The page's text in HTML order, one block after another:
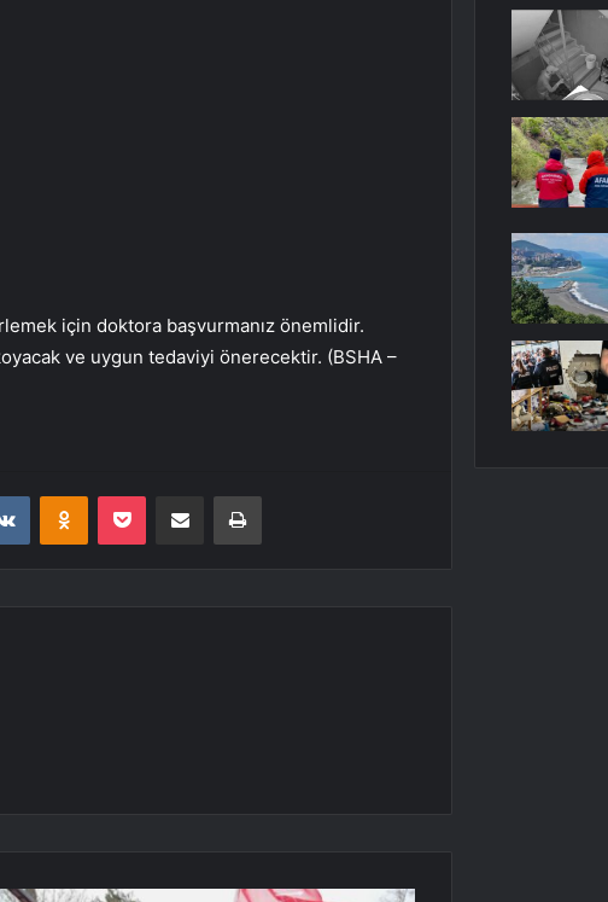
için doktora başvurmanız önemlidir.
ve uygun tedaviyi önerecektir. (BSHA –
VKontakteOdnoklassniki
Pocket E-Posta ile paylaş Yazdır